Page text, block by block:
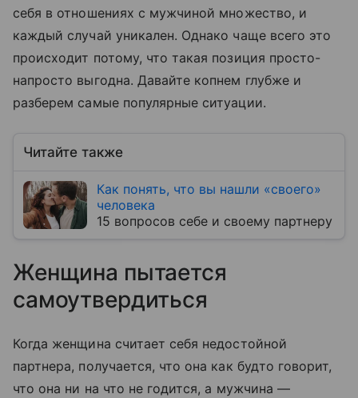
себя в отношениях с мужчиной множество, и
каждый случай уникален. Однако чаще всего это
происходит потому, что такая позиция просто-
напросто выгодна. Давайте копнем глубже и
разберем самые популярные ситуации.
Читайте также
Как понять, что вы нашли «своего»
человека
15 вопросов себе и своему партнеру
Женщина пытается
самоутвердиться
Когда женщина считает себя недостойной
партнера, получается, что она как будто говорит,
что она ни на что не годится, а мужчина —